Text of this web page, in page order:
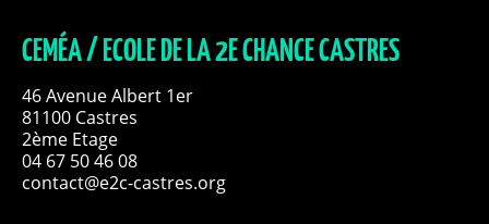
CEMÉA / ECOLE DE LA 2E CHANCE CASTRES
46 Avenue Albert 1er
81100 Castres
2ème Etage
04 67 50 46 08
contact@e2c-castres.org